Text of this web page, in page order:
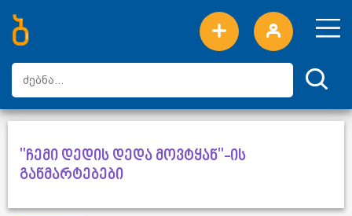
ახალი სიტყვები
ტოპ სიტყვები
დღის ტოპ სიტყვები
ტოპ მომხმარებლები
"ჩემი დედის დედა მოვტყან"-ის
განმარტებები